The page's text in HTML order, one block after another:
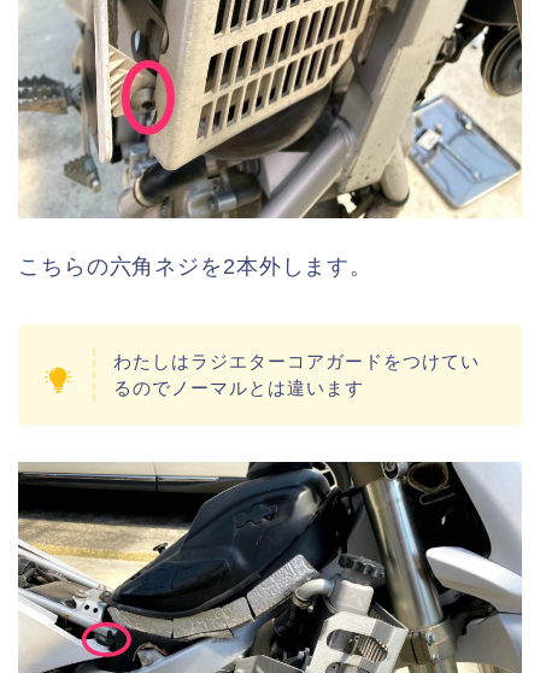
こちらの六角ネジを2本外します。
わたしはラジエターコアガードをつけてい
るのでノーマルとは違います